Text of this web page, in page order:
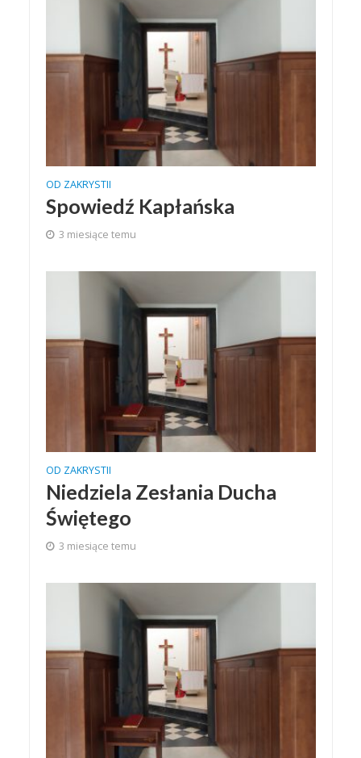
OD ZAKRYSTII
Spowiedź Kapłańska
3 miesiące temu
OD ZAKRYSTII
Niedziela Zesłania Ducha
Świętego
3 miesiące temu